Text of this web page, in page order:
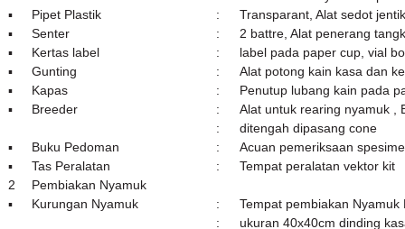
▪
Pipet Plastik :
Transparant, Alat sedot
▪
Senter :
2 battre, Alat penerang
▪
Kertas label :
label pada paper cup, vial
▪
Gunting :
Alat potong kain kasa dan
▪
Kapas :
Penutup lubang kain pada
▪
Breeder :
Alat untuk rearing nyamuk ,
:
ditengah dipasang cone
▪
Buku Pedoman :
Acuan pemeriksaan
▪
Tas Peralatan :
Tempat peralatan vektor kit
2
Pembiakan Nyamuk
▪
Kurungan Nyamuk :
Tempat pembiakan
:
ukuran 40x40cm dinding